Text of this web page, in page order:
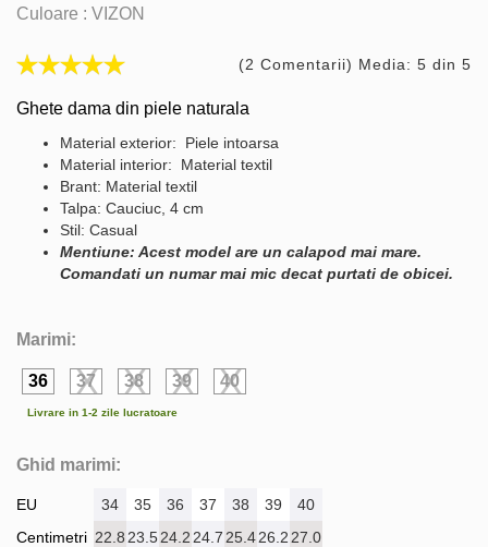
Culoare : VIZON
(2 Comentarii) Media: 5 din 5
Ghete dama din piele naturala
Material exterior: Piele intoarsa
Material interior: Material textil
Brant: Material textil
Talpa: Cauciuc, 4 cm
Stil: Casual
Mentiune: Acest model are un calapod mai mare.
Comandati un numar mai mic decat purtati de obicei.
Marimi:
36 37 38 39 40
Livrare in 1-2 zile lucratoare
Ghid marimi:
EU
Centimetri
34 35 36 37 38 39
40
22.8 23.524.2 24.7 25.426.2 27.0